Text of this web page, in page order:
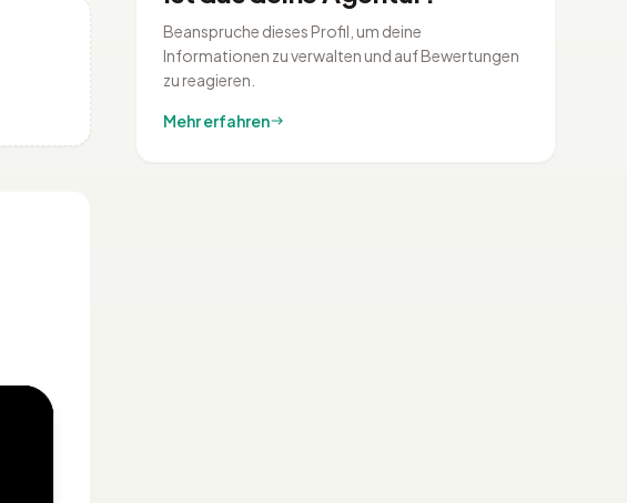
Beanspruche dieses Profil, um deine
Informationen zu verwalten und auf Bewertungen
zu reagieren.
Mehr erfahren